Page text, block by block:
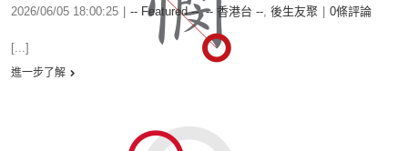
2026/06/05 18:00:25 -- Featured --,-- 香港台 --, 後生友聚 0條評論
[...]
進一步了解